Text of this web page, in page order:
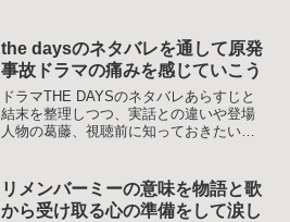
ながら、作品をもっと楽しめる視点を紹
介します。
the daysのネタバレを通して原発
事故ドラマの痛みを感じていこう
ドラマTHE DAYSのネタバレあらすじと
結末を整理しつつ、実話との違いや登場
人物の葛藤、視聴前に知っておきたい心
なります。安心して重い題材に向き合い
たい人向けの内容です。
リメンバーミーの意味を物語と歌
から受け取る心の準備をして涙し